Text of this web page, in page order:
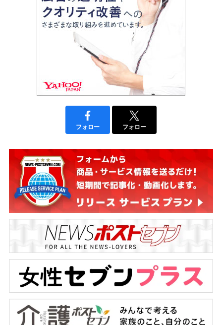
フォロー フォロー